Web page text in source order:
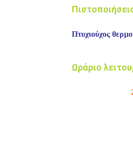
Πτυχιούχος
Ωράριο